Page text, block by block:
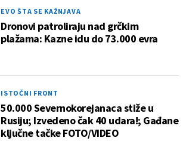
EVO ŠTA SE KAŽNJAVA
Dronovi patroliraju nad grčkim
plažama: Kazne idu do 73.000 evra
ISTOČNI FRONT
50.000 Severnokorejanaca stiže u
Rusiju; Izvedeno čak 40 udara!; Gađane
ključne tačke FOTO/VIDEO